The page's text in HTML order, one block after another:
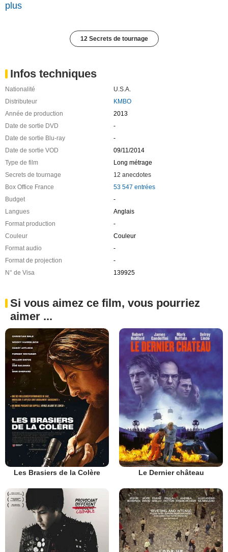
plus
12 Secrets de tournage
Infos techniques
Nationalité
U.S.A.
Distributeur
KMBO
Année de production
2013
Date de sortie DVD
-
Date de sortie Blu-ray
-
Date de sortie VOD
09/11/2014
Type de film
Long métrage
Secrets de tournage
12 anecdotes
Box Office France
53 547 entrées
Budget
-
Langues
Anglais
Format production
-
Couleur
Couleur
Format audio
-
Format de projection
-
N° de Visa
139925
Si vous aimez ce film, vous pourriez
aimer ...
Les Brasiers de la Colère Le Dernier château